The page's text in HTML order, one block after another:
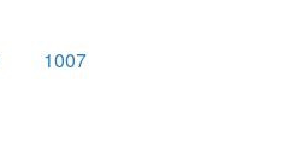
1007